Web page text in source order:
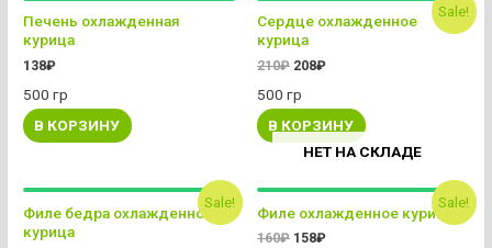
Печень охлажденная
курица
138₽
500 гр
В КОРЗИНУ
Sale!
Сердце охлажденное
курица
210₽ 208₽
500 гр
В КОРЗИНУ
Sale!
Филе бедра охлажденное
курица
Sale!
НЕТ НА СКЛАДЕ
Филе охлажденное курица
160₽ 158₽